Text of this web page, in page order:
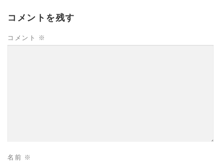
コメントを残す
コメント ※
名前 ※